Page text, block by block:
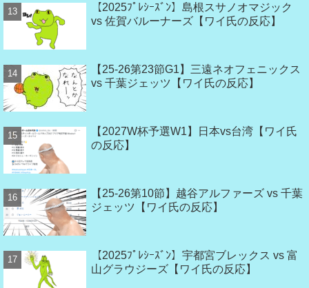
【2025ﾌﾟﾚｼｰｽﾞﾝ】島根スサノオマジック
vs 佐賀バルーナーズ【ワイ氏の反応】
【25-26第23節G1】三遠ネオフェニックス
vs 千葉ジェッツ【ワイ氏の反応】
【2027W杯予選W1】日本vs台湾【ワイ氏
の反応】
【25-26第10節】越谷アルファーズ vs 千葉
ジェッツ【ワイ氏の反応】
【2025ﾌﾟﾚｼｰｽﾞﾝ】宇都宮ブレックス vs 富
山グラウジーズ【ワイ氏の反応】